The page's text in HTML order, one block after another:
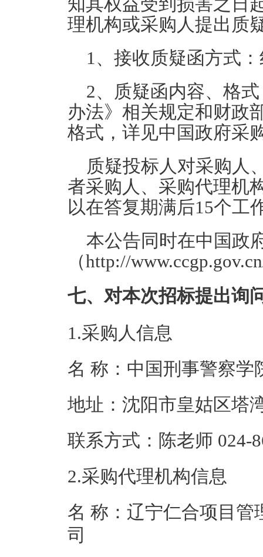
理机构或采购人提出质
1、接收质疑函方式
2、质疑函内容、格
办法》相关规定和财政
格式，详见中国政府采
质疑投标人对采购人
者采购人、采购代理机
以在答复期满后15个工
本公告同时在中国政
（http://
七、对本次招标提出询
1.采购人信息
名 称：中国刑
地址：沈阳市
联系方式：陈老
2.采购代理机构信息
名 称：辽宁仁合项目管